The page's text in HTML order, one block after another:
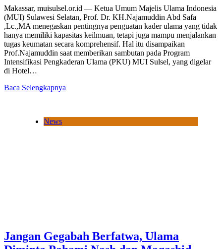
Makassar, muisulsel.or.id — Ketua Umum Majelis Ulama Indonesia
(MUI) Sulawesi Selatan, Prof. Dr. KH.Najamuddin Abd Safa
,Lc.,MA menegaskan pentingnya penguatan kader ulama yang tidak
hanya memiliki kapasitas keilmuan, tetapi juga mampu menjalankan
tugas keumatan secara komprehensif. Hal itu disampaikan
Prof.Najamuddin saat memberikan sambutan pada Program
Intensifikasi Pengkaderan Ulama (PKU) MUI Sulsel, yang digelar
di Hotel…
Baca Selengkapnya
News
Jangan Gegabah Berfatwa, Ulama